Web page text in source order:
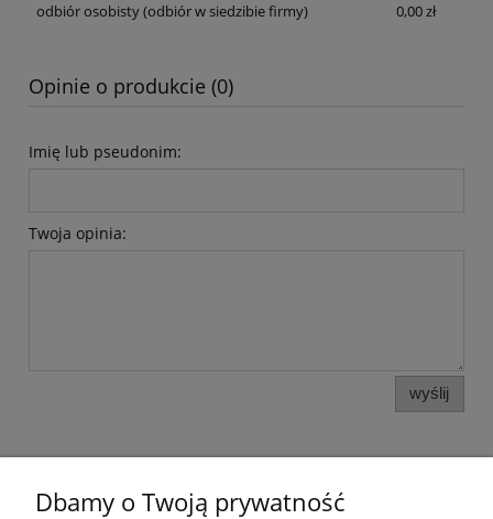
odbiór osobisty(odbiór w siedzibie firmy) 0,00 zł
Opinie o produkcie (0)
Imię lub pseudonim:
Twoja opinia:
wyślij
Dbamy o Twoją prywatność